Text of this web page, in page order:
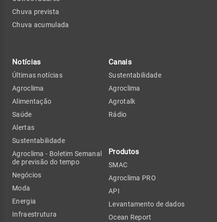
Chuva prevista
Chuva acumulada
Notícias
Últimas notícias
Agroclima
Alimentação
Saúde
Alertas
Sustentabilidade
Agroclima - Boletim Semanal
de previsão do tempo
Negócios
Moda
Energia
Infraestrutura
Canais
Sustentabilidade
Agroclima
Agrotalk
Rádio
Produtos
SMAC
Agroclima PRO
API
Levantamento de dados
Ocean Report